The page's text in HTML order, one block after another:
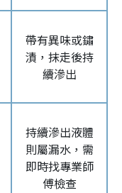
帶有異味或鏽
漬，抹走後持
續滲出
持續滲出液體
則屬漏水，需
即時找專業師
傅檢查